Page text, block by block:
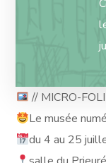
// MICRO-
Le musée
du 4 au 25